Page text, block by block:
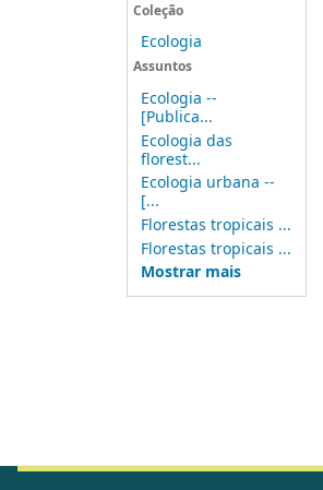
Coleção
Ecologia
Assuntos
Ecologia --
[Publica...
Ecologia das
florest...
Ecologia urbana --
[...
Florestas tropicais ...
Florestas tropicais ...
Mostrar mais